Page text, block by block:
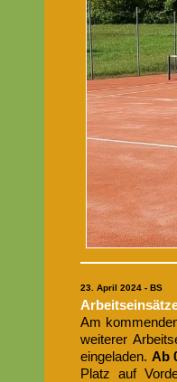
23 . April 2024 - BS
Am
weiterer
eingeladen. Ab
Platz auf